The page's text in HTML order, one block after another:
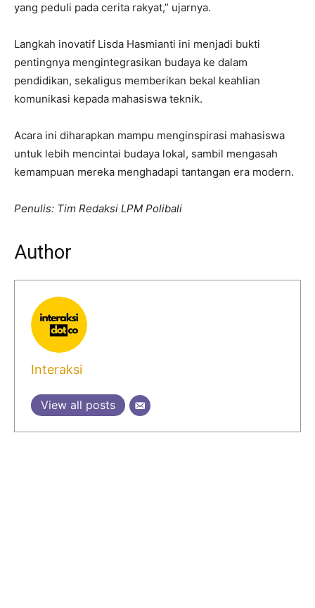
yang peduli pada cerita rakyat,” ujarnya.
Langkah inovatif Lisda Hasmianti ini menjadi bukti
pentingnya mengintegrasikan budaya ke dalam
pendidikan, sekaligus memberikan bekal keahlian
komunikasi kepada mahasiswa teknik.
Acara ini diharapkan mampu menginspirasi mahasiswa
untuk lebih mencintai budaya lokal, sambil mengasah
kemampuan mereka menghadapi tantangan era modern.
Penulis: Tim Redaksi LPM Polibali
Author
Interaksi
View all posts